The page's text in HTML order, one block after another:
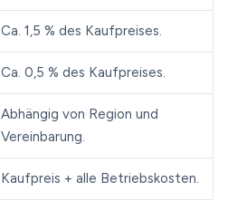
Ca. 1,5 % des Kaufpreises.
Ca. 0,5 % des Kaufpreises.
Abhängig von Region und
Vereinbarung.
Kaufpreis + alle Betriebskosten.